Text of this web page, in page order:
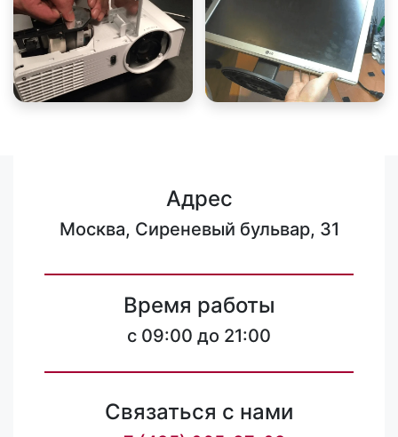
Адрес
Москва, Сиреневый бульвар, 31
Время работы
c 09:00 до 21:00
Связаться с нами